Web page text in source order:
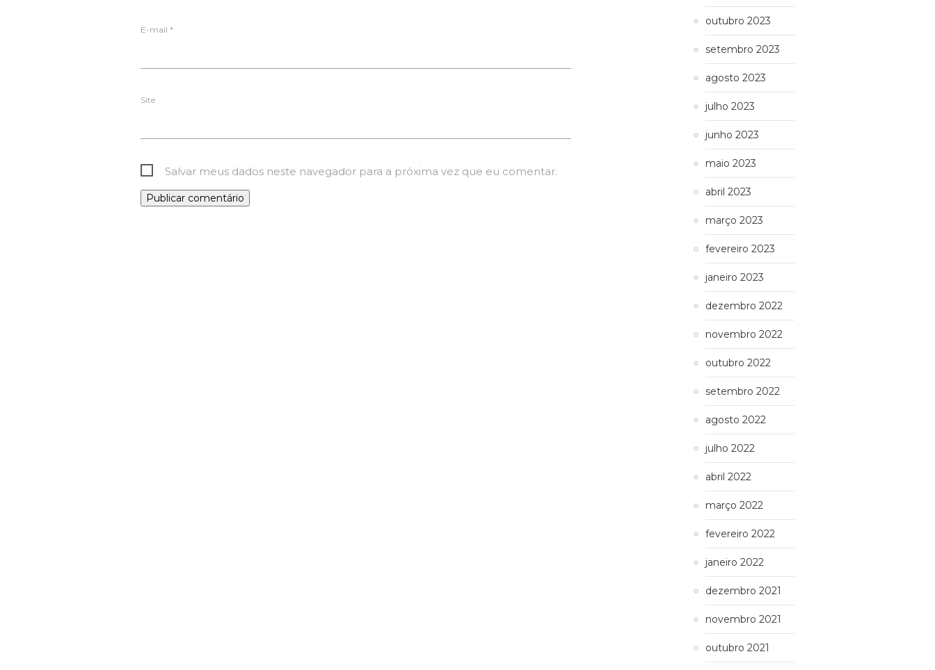
E-mail *
Site
Salvar meus dados neste navegador para a próxima vez que eu comentar.
outubro 2023
setembro 2023
agosto 2023
julho 2023
junho 2023
maio 2023
abril 2023
março 2023
fevereiro 2023
janeiro 2023
dezembro 2022
novembro 2022
outubro 2022
setembro 2022
agosto 2022
julho 2022
abril 2022
março 2022
fevereiro 2022
janeiro 2022
dezembro 2021
novembro 2021
outubro 2021